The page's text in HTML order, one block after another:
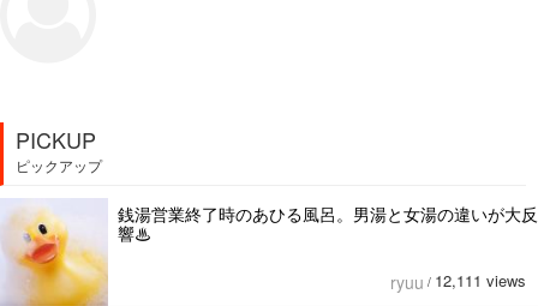
PICKUP
ピックアップ
銭湯営業終了時のあひる風呂。男湯と女湯の違いが大反
響♨
ryuu / 12,111 views